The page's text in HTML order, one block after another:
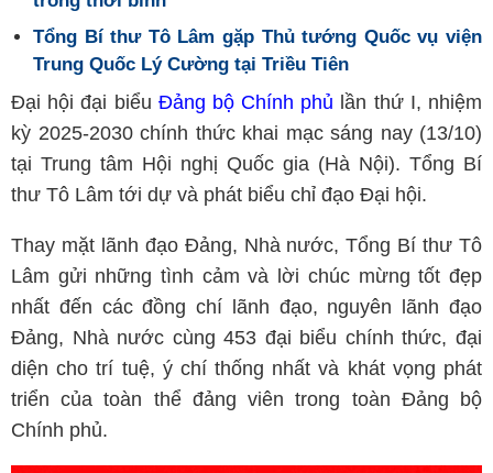
Tổng Bí thư Tô Lâm gặp Thủ tướng Quốc vụ viện
Trung Quốc Lý Cường tại Triều Tiên
Đại hội đại biểu Đảng bộ Chính phủ lần thứ I, nhiệm
kỳ 2025-2030 chính thức khai mạc sáng nay (13/10)
tại Trung tâm Hội nghị Quốc gia (Hà Nội). Tổng Bí
thư Tô Lâm tới dự và phát biểu chỉ đạo Đại hội.
Thay mặt lãnh đạo Đảng, Nhà nước, Tổng Bí thư Tô
Lâm gửi những tình cảm và lời chúc mừng tốt đẹp
nhất đến các đồng chí lãnh đạo, nguyên lãnh đạo
Đảng, Nhà nước cùng 453 đại biểu chính thức, đại
diện cho trí tuệ, ý chí thống nhất và khát vọng phát
triển của toàn thể đảng viên trong toàn Đảng bộ
Chính phủ.